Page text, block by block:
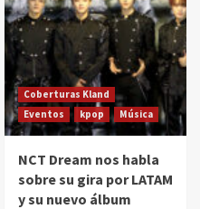
Coberturas Kland
Eventos
kpop Música
NCT Dream nos habla
sobre su gira por LATAM
y su nuevo álbum